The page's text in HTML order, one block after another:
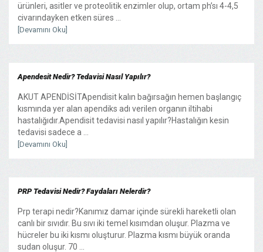
ürünleri, asitler ve proteolitik enzimler olup, ortam ph’sı 4-4,5
civarındayken etken süres ...
[Devamını Oku]
Apendesit Nedir? Tedavisi Nasıl Yapılır?
AKUT APENDİSİTApendisit kalın bağırsağın hemen başlangıç
kısmında yer alan apendiks adı verilen organın iltihabi
hastalığıdır.Apendisit tedavisi nasıl yapılır?Hastalığın kesin
tedavisi sadece a ...
[Devamını Oku]
PRP Tedavisi Nedir? Faydaları Nelerdir?
Prp terapi nedir?Kanımız damar içinde sürekli hareketli olan
canlı bir sıvıdır. Bu sıvı iki temel kısımdan oluşur. Plazma ve
hücreler bu iki kısmı oluşturur. Plazma kısmı büyük oranda
sudan oluşur. 70 ...